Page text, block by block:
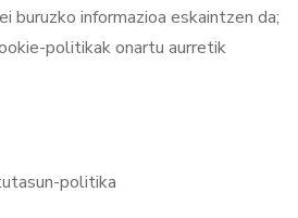
buruzko informazioa eskaintzen da;
politikak onartu aurretik
politika